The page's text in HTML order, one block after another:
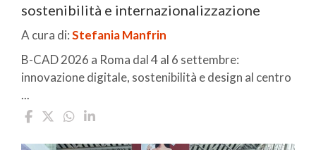
sostenibilità e internazionalizzazione
A cura di:Stefania Manfrin
B-CAD 2026 a Roma dal 4 al 6 settembre:
innovazione digitale, sostenibilità e design al centro
...